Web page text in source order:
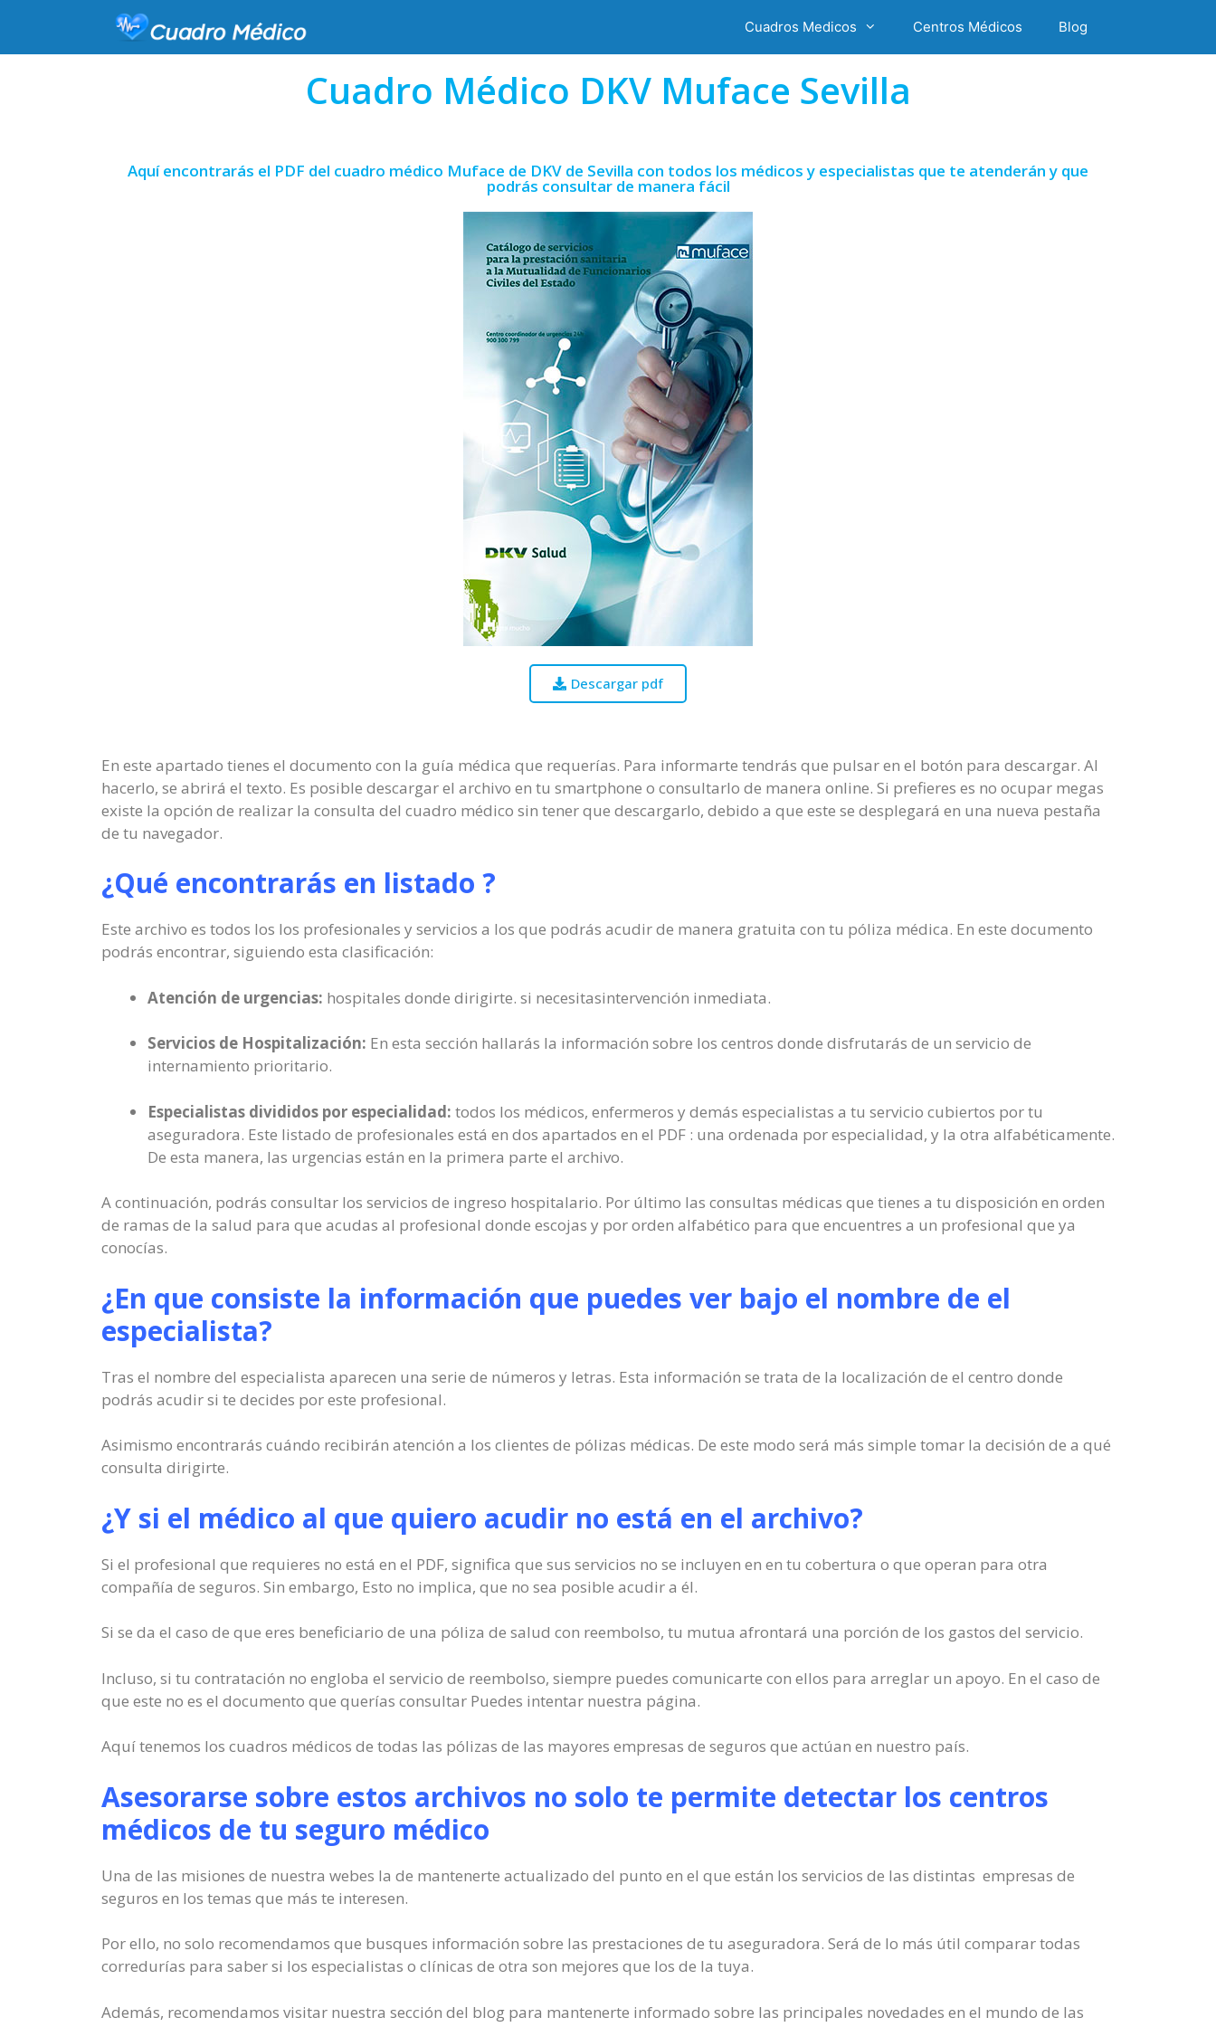
Cuadros Medicos Centros Médicos Blog
Cuadro Médico DKV Muface Sevilla
Aquí encontrarás el PDF del cuadro médico Muface de DKV de Sevilla con todos los médicos y especialistas que te atenderán y que
podrás consultar de manera fácil
Descargar pdf
En este apartado tienes el documento con la guía médica que requerías. Para informarte tendrás que pulsar en el botón para descargar. Al
hacerlo, se abrirá el texto. Es posible descargar el archivo en tu smartphone o consultarlo de manera online. Si prefieres es no ocupar megas
existe la opción de realizar la consulta del cuadro médico sin tener que descargarlo, debido a que este se desplegará en una nueva pestaña
de tu navegador.
¿Qué encontrarás en listado ?
Este archivo es todos los los profesionales y servicios a los que podrás acudir de manera gratuita con tu póliza médica. En este documento
podrás encontrar, siguiendo esta clasificación:
Atención de urgencias: hospitales donde dirigirte. si necesitasintervención inmediata.
Servicios de Hospitalización: En esta sección hallarás la información sobre los centros donde disfrutarás de un servicio de
internamiento prioritario.
Especialistas divididos por especialidad: todos los médicos, enfermeros y demás especialistas a tu servicio cubiertos por tu
aseguradora. Este listado de profesionales está en dos apartados en el PDF : una ordenada por especialidad, y la otra alfabéticamente.
De esta manera, las urgencias están en la primera parte el archivo.
A continuación, podrás consultar los servicios de ingreso hospitalario. Por último las consultas médicas que tienes a tu disposición en orden
de ramas de la salud para que acudas al profesional donde escojas y por orden alfabético para que encuentres a un profesional que ya
conocías.
¿En que consiste la información que puedes ver bajo el nombre de el
especialista?
Tras el nombre del especialista aparecen una serie de números y letras. Esta información se trata de la localización de el centro donde
podrás acudir si te decides por este profesional.
Asimismo encontrarás cuándo recibirán atención a los clientes de pólizas médicas. De este modo será más simple tomar la decisión de a qué
consulta dirigirte.
¿Y si el médico al que quiero acudir no está en el archivo?
Si el profesional que requieres no está en el PDF, significa que sus servicios no se incluyen en en tu cobertura o que operan para otra
compañía de seguros. Sin embargo, Esto no implica, que no sea posible acudir a él.
Si se da el caso de que eres beneficiario de una póliza de salud con reembolso, tu mutua afrontará una porción de los gastos del servicio.
Incluso, si tu contratación no engloba el servicio de reembolso, siempre puedes comunicarte con ellos para arreglar un apoyo. En el caso de
que este no es el documento que querías consultar Puedes intentar nuestra página.
Aquí tenemos los cuadros médicos de todas las pólizas de las mayores empresas de seguros que actúan en nuestro país.
Asesorarse sobre estos archivos no solo te permite detectar los centros
médicos de tu seguro médico
Una de las misiones de nuestra webes la de mantenerte actualizado del punto en el que están los servicios de las distintas empresas de
seguros en los temas que más te interesen.
Por ello, no solo recomendamos que busques información sobre las prestaciones de tu aseguradora. Será de lo más útil comparar todas
corredurías para saber si los especialistas o clínicas de otra son mejores que los de la tuya.
Además, recomendamos visitar nuestra sección del blog para mantenerte informado sobre las principales novedades en el mundo de las